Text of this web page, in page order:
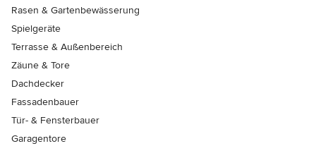
Rasen & Gartenbewässerung
Spielgeräte
Terrasse & Außenbereich
Zäune & Tore
Dachdecker
Fassadenbauer
Tür- & Fensterbauer
Garagentore